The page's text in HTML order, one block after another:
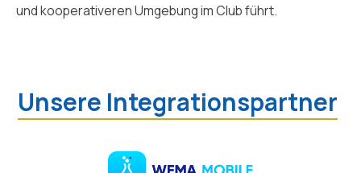
und kooperativeren Umgebung im Club führt.
Unsere Integrationspartner